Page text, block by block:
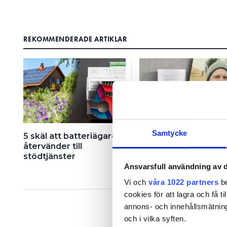
Samtycke
Ansvarsfull användning av
Vi och våra 1022 partners
cookies för att lagra och få
annons- och
och i vilka syften.
Åtgärden innebär att den
batteriet med Ferroamp-
beställer åtgärden från en
arbetet.
– ERBJUDANDET HAR
de har upplevt problem
Hur många kunder det
uppge.
FÖRE KRISEN:
SVENSKA BATTERIER RÄDDAR
För två år sedan
nickelmetallhydridbatterier
så kallat creepage, alkaliskt
REKOMMENDERADE ARTIKLAR
5 skäl att batteriägare
återvänder till
stödtjänster
7 sätt att tjäna – och
spara – pengar med